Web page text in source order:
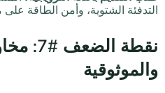
التدفئة الشتوية، وأمن الطاقة على
نقطة
والموثوقية